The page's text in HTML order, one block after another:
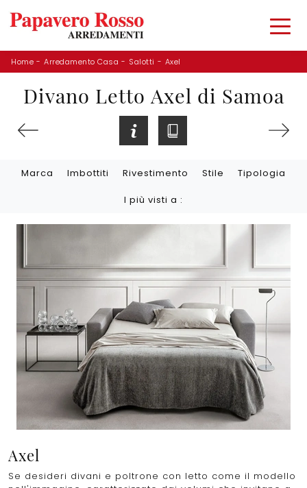
Home - Arredamento Casa - Salotti - Axel
Divano Letto Axel di Samoa
Marca Imbottiti Rivestimento Stile Tipologia
I più visti a :
Axel
Se desideri divani e poltrone con letto come il modello